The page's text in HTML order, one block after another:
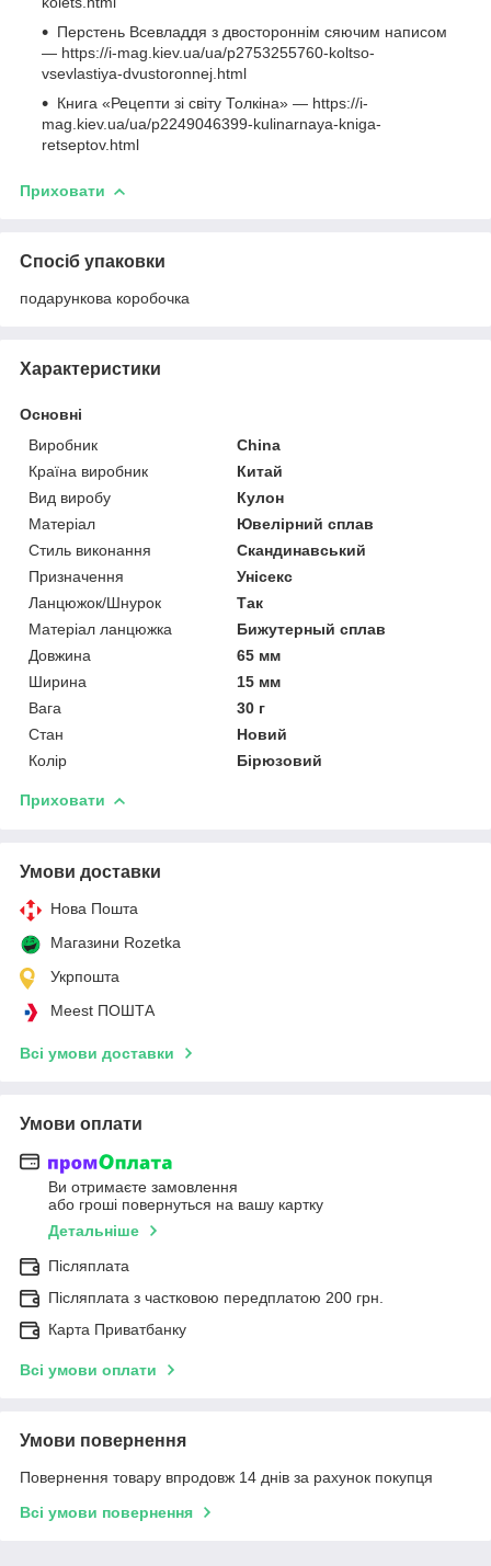
Перстень Всевладдя з двостороннім сяючим написом
— https://i-mag.kiev.ua/ua/p2753255760-koltso-
vsevlastiya-dvustoronnej.html
Книга «Рецепти зі світу Толкіна» — https://i-
mag.kiev.ua/ua/p2249046399-kulinarnaya-kniga-
retseptov.html
Приховати
Спосіб упаковки
подарункова коробочка
Характеристики
Основні
Виробник
China
Країна виробник
Китай
Вид виробу
Кулон
Матеріал
Ювелірний сплав
Стиль виконання
Скандинавський
Призначення
Унісекс
Ланцюжок/Шнурок
Так
Матеріал ланцюжка
Бижутерный сплав
Довжина
65 мм
Ширина
15 мм
Вага
30 г
Стан
Новий
Колір
Бірюзовий
Приховати
Умови доставки
Нова Пошта
Магазини Rozetka
Укрпошта
Meest ПОШТА
Всі умови доставки
Умови оплати
Ви отримаєте замовлення
або гроші повернуться на вашу картку
Детальніше
Післяплата
Післяплата з частковою передплатою 200 грн.
Карта Приватбанку
Всі умови оплати
Умови повернення
Повернення товару впродовж 14 днів за рахунок покупця
Всі умови повернення